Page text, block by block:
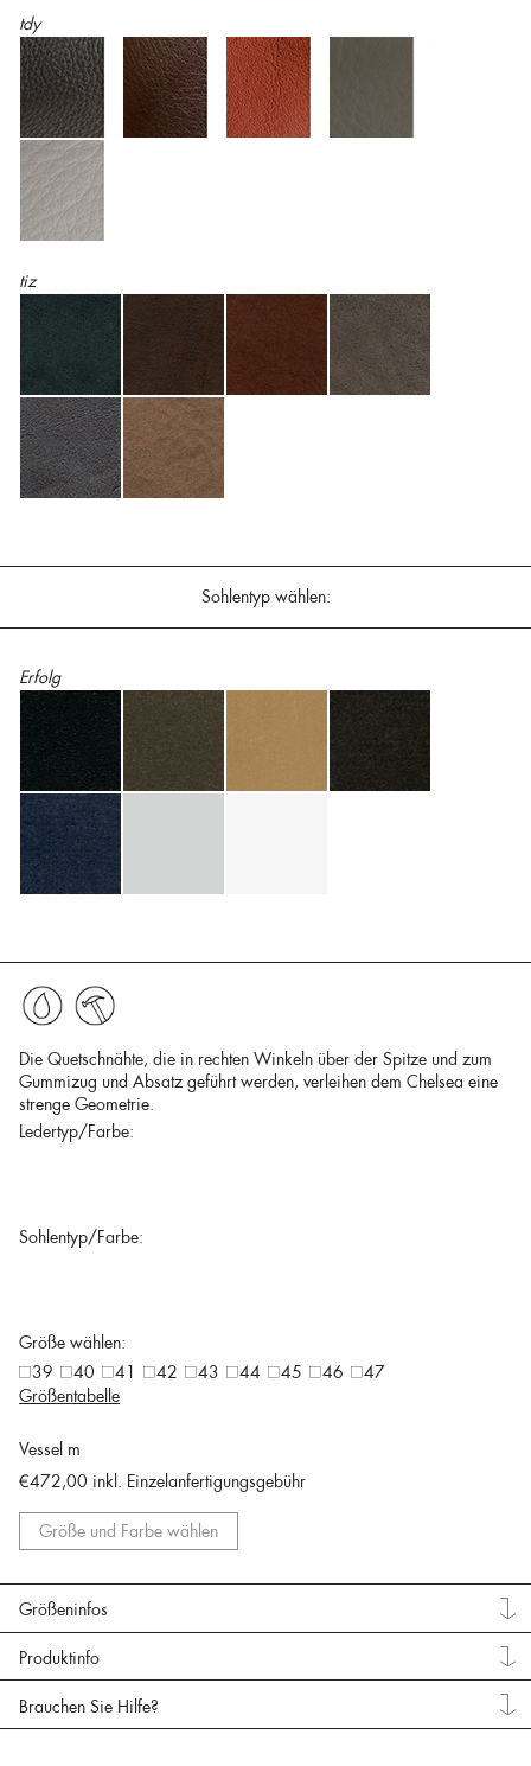
tdy
tiz
Sohlentyp wählen:
Erfolg
Die Quetschnähte, die in rechten Winkeln über der Spitze und zum
Gummizug und Absatz geführt werden, verleihen dem Chelsea eine
strenge Geometrie.
Ledertyp/Farbe:
Sohlentyp/Farbe:
Größe wählen:
39
40 41 42 43 44 45 46
47
Größentabelle
Vessel m
€472,00 inkl. Einzelanfertigungsgebühr
Größe und Farbe wählen
Größeninfos
Produktinfo
Brauchen Sie Hilfe?